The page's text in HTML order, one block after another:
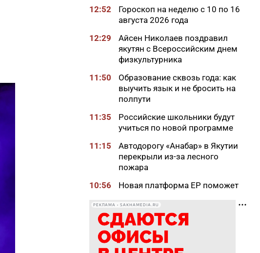
12:52
Гороскоп на неделю с 10 по 16
августа 2026 года
12:29
Айсен Николаев поздравил
якутян с Всероссийским днем
физкультурника
11:50
Образование сквозь года: как
выучить язык и не бросить на
полпути
11:35
Российские школьники будут
учиться по новой программе
11:15
Автодорогу «Анабар» в Якутии
перекрыли из-за лесного
пожара
10:56
Новая платформа ЕР поможет
10:22
В Усть-Майском районе
ликвидировали лесной пожар
на 13 гектарах
РЕКЛАМА • SAKHAMEDIA.RU